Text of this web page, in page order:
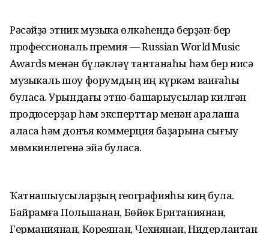
Рәсәйҙә этник музыка өлкәһендә берҙән-бер
профессиональ премия — Russian World Music
Awards менән бүләкләү тантанаһы һәм бер нисә
музыкаль шоу форумдың иң күркәм ваҡиғаһы
буласаҡ. Урындағы этно-башҡарыусылар килгән
продюсерҙар һәм эксперттар менән аралаша
аласаҡ һәм донъя коммерция баҙарына сығыу
мөмкинлегенә эйә буласаҡ.
Ҡатнашыусыларҙың географияһы киң була.
Байрамға Польшанан, Бөйөк Британиянан,
Германиянан, Кореянан, Чехиянан, Нидерлантан